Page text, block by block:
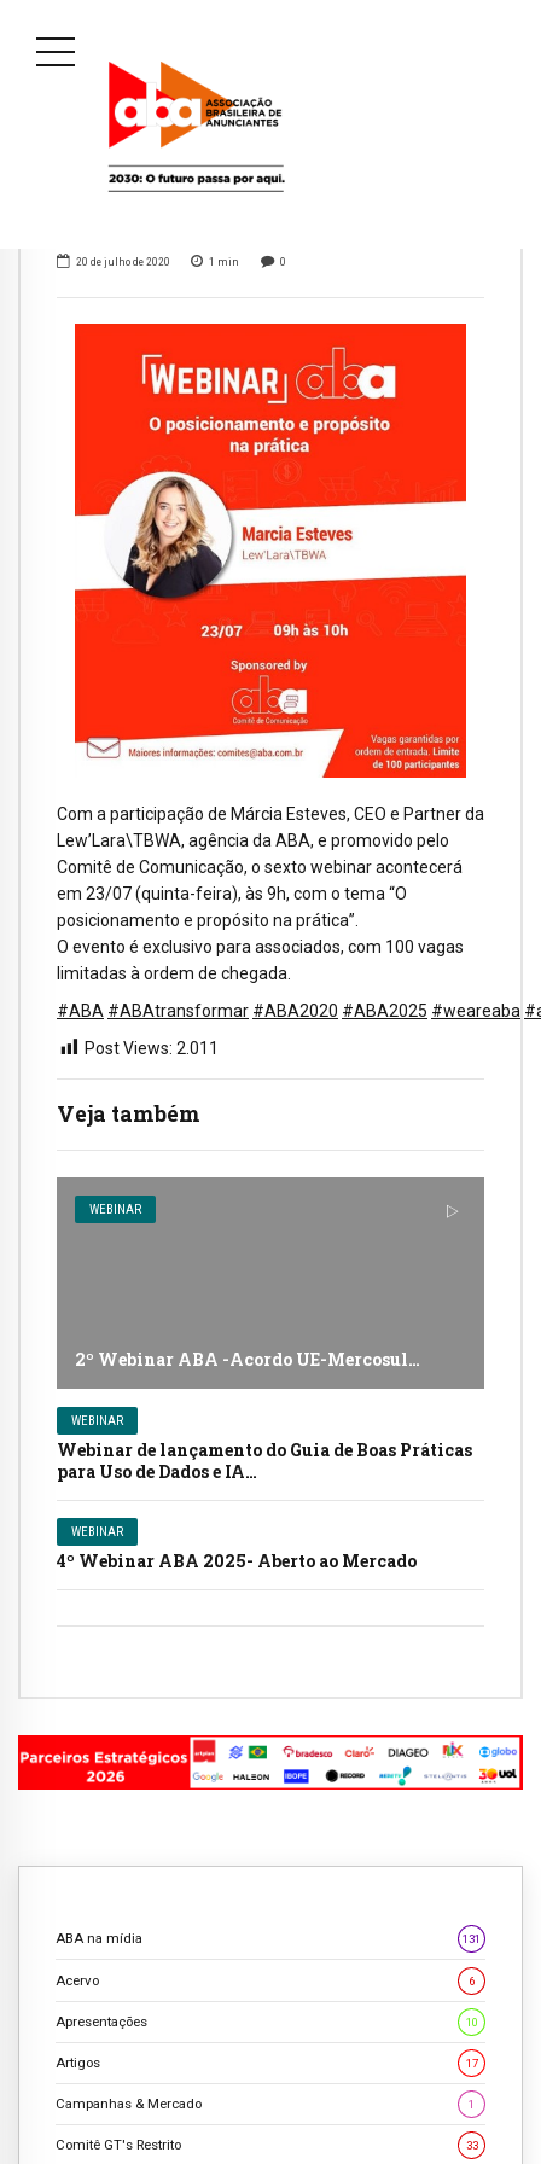
Veja também
WEBINAR
2º Webinar ABA -Acordo UE-Mercosul…
WEBINAR
Webinar de lançamento do Guia de Boas Práticas
para Uso de Dados e IA…
WEBINAR
4º Webinar ABA 2025- Aberto ao Mercado
20 de julho de 2020 1 min 0
Com a participação de Márcia Esteves, CEO e Partner da
Lew’Lara\TBWA, agência da ABA, e promovido pelo
Comitê de Comunicação, o sexto webinar acontecerá
em 23/07 (quinta-feira), às 9h, com o tema “O
posicionamento e propósito na prática”.
O evento é exclusivo para associados, com 100 vagas
limitadas à ordem de chegada.
#ABA #ABAtransformar #ABA2020 #ABA2025 #weareaba
Post Views: 2.011
ABA na mídia 131
Acervo 6
Apresentações 10
Artigos 17
Campanhas & Mercado 1
Comitê GT's Restrito 33